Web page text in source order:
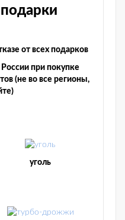
от всех подарков
при покупке
(не во все регионы,
уголь